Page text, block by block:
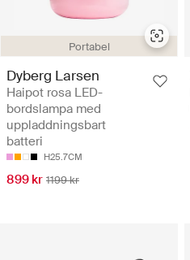
Portabel
Dyberg Larsen
Haipot rosa LED-
bordslampa med
uppladdningsbart
batteri
H25.7CM
899 kr 1199 kr